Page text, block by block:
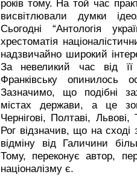
років тому. На той час
висвітлювали думки
Сьогодні “Антологія
хрестоматія
надзвичайно широкий
За невеликий час від
Франківську опинилось
Зазначимо, що подібні
містах держави, а це
Чернігові, Полтаві,
Рог відзначив, що на сході
відміну від Галичини
Тому, переконує автор,
націоналізму є.